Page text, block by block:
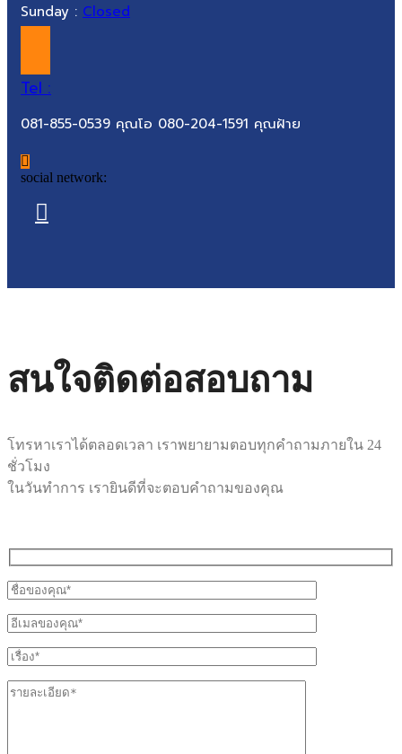
Sunday : Closed
Tel :
081-855-0539 คุณโอ 080-204-1591 คุณฝ้าย
social network:
สนใจติดต่อสอบถาม
โทรหาเราได้ตลอดเวลา เราพยายามตอบทุกคำถามภายใน 24
ชั่วโมง
ในวันทำการ เรายินดีที่จะตอบคำถามของคุณ